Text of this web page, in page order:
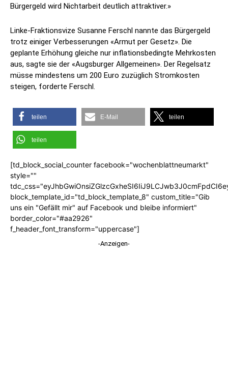
Bürgergeld wird Nichtarbeit deutlich attraktiver.»
Linke-Fraktionsvize Susanne Ferschl nannte das Bürgergeld
trotz einiger Verbesserungen «Armut per Gesetz». Die
geplante Erhöhung gleiche nur inflationsbedingte Mehrkosten
aus, sagte sie der «Augsburger Allgemeinen». Der Regelsatz
müsse mindestens um 200 Euro zuzüglich Stromkosten
steigen, forderte Ferschl.
teilen E-Mail teilen
teilen
[td_block_social_counter facebook="wochenblattneumarkt"
style=""
block_template_id="td_block_template_8" custom_title="Gib
uns ein "Gefällt mir" auf Facebook und bleibe informiert"
border_color="#aa2926"
f_header_font_transform="uppercase"]
-Anzeigen-